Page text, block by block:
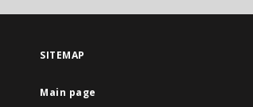
SITEMAP
Main page